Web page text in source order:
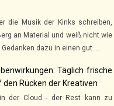
die Musik der Kinks schreiben,
an Material und weiß nicht wie
dazu in einen gut ...
Täglich frische
Rücken der Kreativen
der Cloud - der Rest kann zu